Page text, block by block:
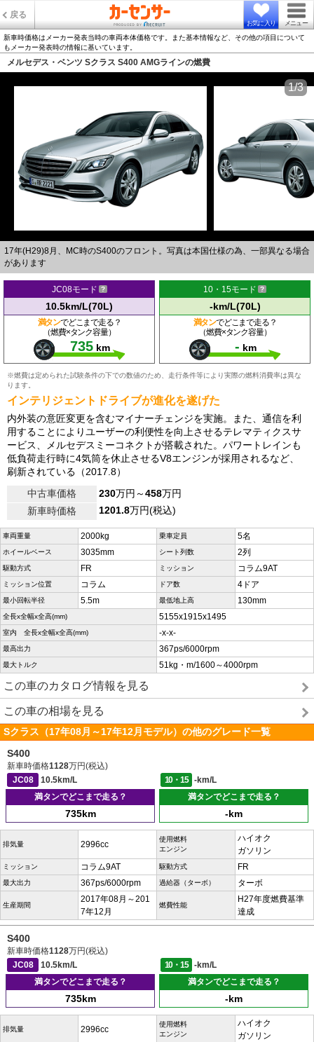
戻る
お気に入り メニュー
新車時価格はメーカー発表当時の車両本体価格です。また基本情報など、その他の項目について
もメーカー発表時の情報に基いています。
メルセデス・ベンツ Sクラス S400 AMGラインの燃費
17年(H29)8月、MC時のS400のフロント。写真は本国仕様の為、一部異なる場合
があります
1/3
JC08モード
10.5km/L(70L)
満タンでどこまで走る？
（燃費×タンク容量）
735 km
10・15モード
-km/L(70L)
満タンでどこまで走る？
（燃費×タンク容量）
- km
※燃費は定められた試験条件の下での数値のため、走行条件等により実際の燃料消費率は異な
ります。
インテリジェントドライブが進化を遂げた
内外装の意匠変更を含むマイナーチェンジを実施。また、通信を利
用することによりユーザーの利便性を向上させるテレマティクスサ
ービス、メルセデスミーコネクトが搭載された。パワートレインも
低負荷走行時に4気筒を休止させるV8エンジンが採用されるなど、
刷新されている（2017.8）
中古車価格
230万円～458万円
新車時価格
1201.8万円(税込)
車両重量 2000kg 乗車定員 5名
ホイールベース 3035mm シート列数 2列
駆動方式 FR ミッション コラム9AT
ミッション位置 コラム ドア数 4ドア
最小回転半径 5.5m 最低地上高 130mm
全長x全幅x全高(mm) 5155x1915x1495
室内 全長x全幅x全高(mm) -x-x-
最高出力 367ps/6000rpm
最大トルク 51kg・m/1600～4000rpm
この車のカタログ情報を見る
この車の相場を見る
Sクラス（17年08月～17年12月モデル）の他のグレード一覧
S400
新車時価格1128万円(税込)
JC08
10.5km/L 10・15
-km/L
満タンでどこまで走る？
735km
満タンでどこまで走る？
-km
排気量 2996cc
使用燃料
エンジン
ハイオク
ガソリン
ミッション コラム9AT 駆動方式 FR
最大出力 367ps/6000rpm 過給器（ターボ） ターボ
生産期間
2017年08月～201
7年12月
燃費性能
H27年度燃費基準
達成
S400
新車時価格1128万円(税込)
JC08
10.5km/L 10・15
-km/L
満タンでどこまで走る？
735km
満タンでどこまで走る？
-km
排気量 2996cc
使用燃料
エンジン
ハイオク
ガソリン